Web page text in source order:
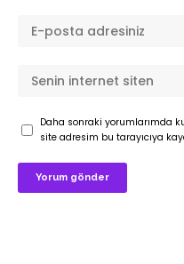
Daha sonraki yorumlarımda
site adresim bu tarayıcıya